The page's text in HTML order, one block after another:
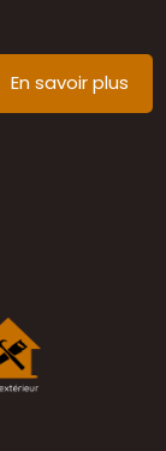
En savoir plus